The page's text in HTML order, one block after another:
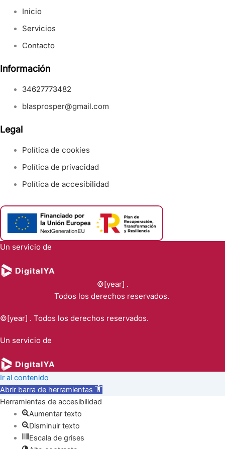
Inicio
Servicios
Contacto
Información
34627773482
blasprosper@gmail.com
Legal
Política de cookies
Política de privacidad
Política de accesibilidad
Un servicio de
©[year] .
Todos los derechos reservados.
©[year] . Todos los derechos reservados.
Un servicio de
Ir al contenido
Abrir barra de herramientas
Herramientas de accesibilidad
Aumentar texto
Disminuir texto
Escala de grises